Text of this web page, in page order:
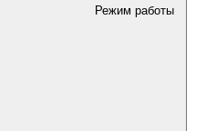
Режим работы